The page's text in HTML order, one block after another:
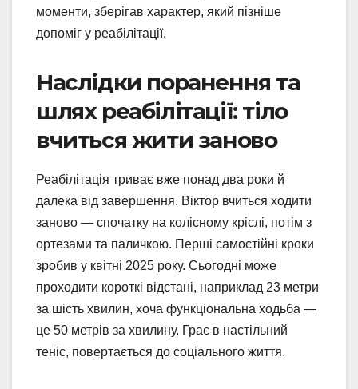
моменти, зберігав характер, який пізніше
допоміг у реабілітації.
Наслідки поранення та
шлях реабілітації: тіло
вчиться жити заново
Реабілітація триває вже понад два роки й
далека від завершення. Віктор вчиться ходити
заново — спочатку на колісному кріслі, потім з
ортезами та паличкою. Перші самостійні кроки
зробив у квітні 2025 року. Сьогодні може
проходити короткі відстані, наприклад 23 метри
за шість хвилин, хоча функціональна ходьба —
це 50 метрів за хвилину. Грає в настільний
теніс, повертається до соціального життя.